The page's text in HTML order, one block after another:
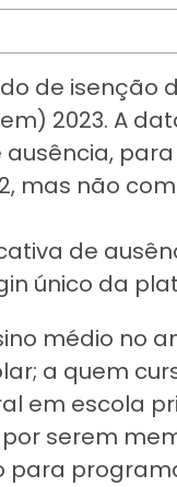
de isenção
2023. A
mas não
de
único da
médio no
a quem
em escola
serem
para